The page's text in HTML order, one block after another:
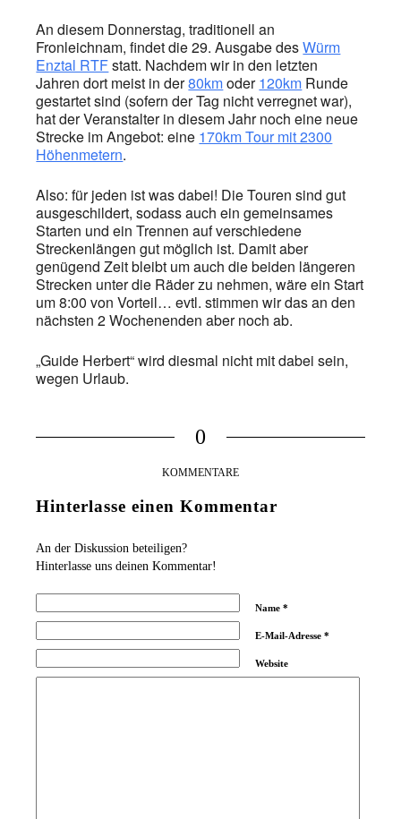
An diesem Donnerstag, traditionell an
Fronleichnam, findet die 29. Ausgabe desWürm
Enztal RTFstatt. Nachdem wir in den letzten
Jahren dort meist in der80kmoder120km Runde
gestartet sind (sofern der Tag nicht verregnet war),
hat der Veranstalter in diesem Jahr noch eine neue
Strecke im Angebot: eine 170km Tour mit 2300
Höhenmetern.
Also: für jeden ist was dabei! Die Touren sind gut
ausgeschildert, sodass auch ein gemeinsames
Starten und ein Trennen auf verschiedene
Streckenlängen gut möglich ist. Damit aber
genügend Zeit bleibt um auch die beiden längeren
Strecken unter die Räder zu nehmen, wäre ein Start
um 8:00 von Vorteil… evtl. stimmen wir das an den
nächsten 2 Wochenenden aber noch ab.
„Guide Herbert“ wird diesmal nicht mit dabei sein,
wegen Urlaub.
0
KOMMENTARE
Hinterlasse einen Kommentar
An der Diskussion beteiligen?
Hinterlasse uns deinen Kommentar!
Name*
E-Mail-Adresse*
Website